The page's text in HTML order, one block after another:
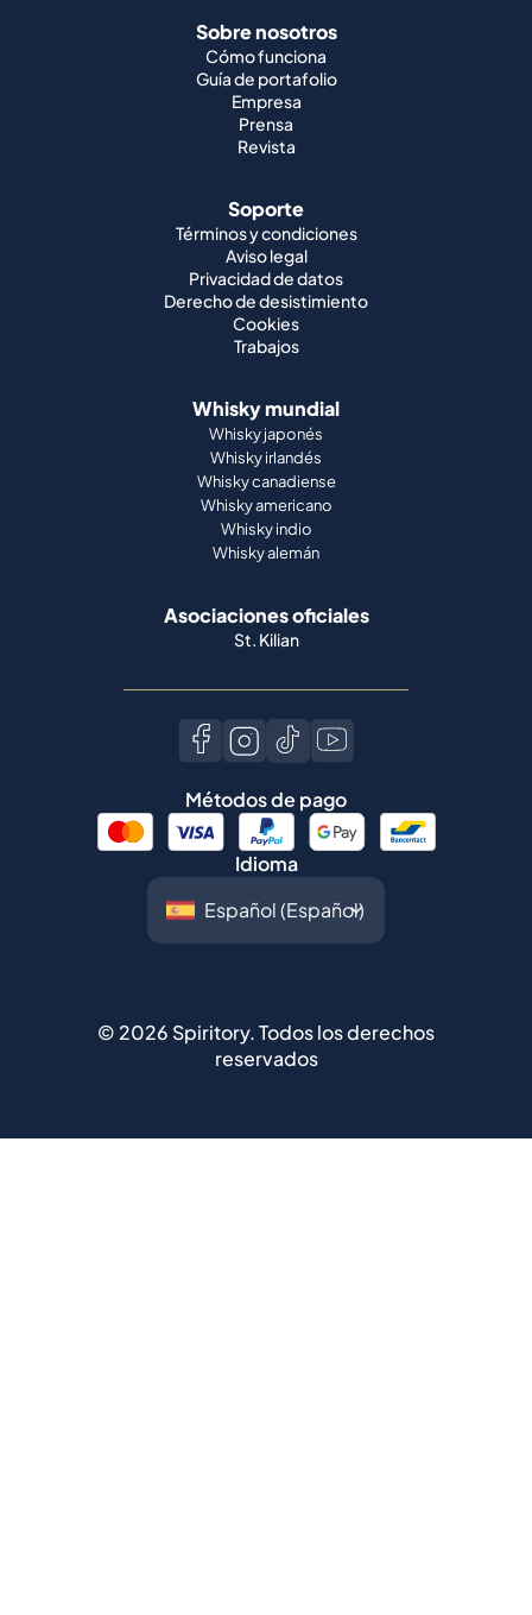
Sobre nosotros
Cómo funciona
Guía de portafolio
Empresa
Prensa
Revista
Soporte
Términos y condiciones
Aviso legal
Privacidad de datos
Derecho de desistimiento
Cookies
Trabajos
Whisky mundial
Whisky japonés
Whisky irlandés
Whisky canadiense
Whisky americano
Whisky indio
Whisky alemán
Asociaciones oficiales
St. Kilian
Métodos de pago
Idioma
© 2026 Spiritory.Todos los derechos
reservados